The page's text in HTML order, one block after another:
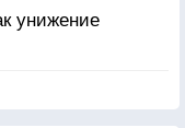
унижение